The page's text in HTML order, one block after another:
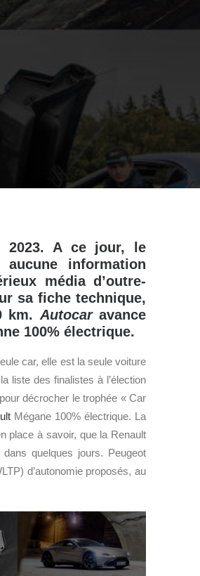
2023. A ce jour, le
information
média d’outre-
sa fiche technique,
km. Autocaravance
100% électrique.
car, elle est la seule voiture
liste des finalistes à l’élection
décrocher le trophée « Car
Mégane 100% électrique. La
place à savoir, que la Renault
quelques jours. Peugeot
d’autonomie proposés, au